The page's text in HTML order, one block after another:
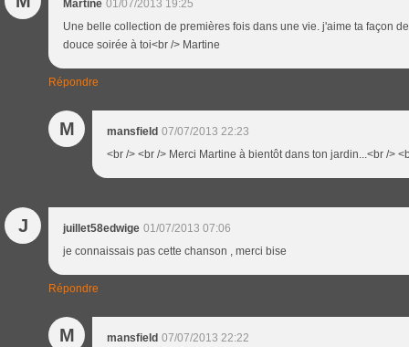
Martine 01/07/2013 19:25
Une belle collection de premières fois dans une vie. j'aime ta façon
douce soirée à toi<br /> Martine
Répondre
M mansfield 07/07/2013 22:23
<br /> <br /> Merci Martine à bientôt dans ton jardin...<br />
J juillet58edwige 01/07/2013 07:06
je connaissais pas cette chanson , merci bise
Répondre
M mansfield 07/07/2013 22:22